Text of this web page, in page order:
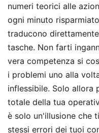
numeri teorici alle
ogni minuto
traducono
tasche. Non farti
vera competenza si
i problemi uno alla
inflessibile. Solo allora
totale della tua
è solo un'illusione che
stessi errori dei tuoi